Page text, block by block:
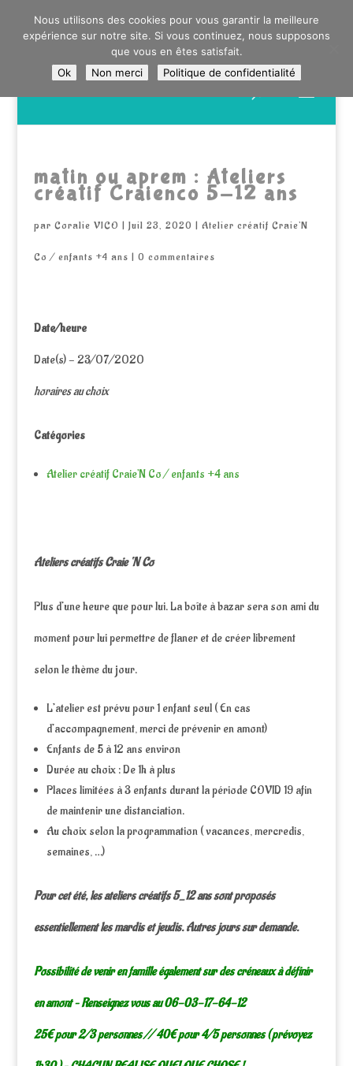
0603176412 - RDV CHEZ SO WATT À SAINT ANDRÉ OU
DANS LA MÉTROPOLE LILLOISE
CRAIENCO@GMAIL.COM
produits
matin ou aprem : Ateliers
créatif Craienco 5-12 ans
par Coralie VICO | Juil 23, 2020 | Atelier créatif Craie'N
Co / enfants +4 ans | 0 commentaires
Date/heure
Date(s) - 23/07/2020
horaires au choix
Catégories
Atelier créatif Craie'N Co / enfants +4 ans
Ateliers créatifs Craie ‘N Co
Plus d’une heure que pour lui. La boîte à bazar sera son ami du
moment pour lui permettre de flaner et de créer librement
selon le thème du jour.
L’atelier est prévu pour 1 enfant seul ( En cas
d’accompagnement, merci de prévenir en amont)
Enfants de 5 à 12 ans environ
Durée au choix : De 1h à plus
Places limitées à 3 enfants durant la période COVID 19 afin
de maintenir une distanciation.
Au choix selon la programmation ( vacances, mercredis,
semaines, …)
Pour cet été, les ateliers créatifs 5_12 ans sont proposés
essentiellement les mardis et jeudis. Autres jours sur demande.
Possibilité de venir en famille également sur des créneaux à définir
en amont – Renseignez vous au 06-03-17-64-12
25€ pour 2/3 personnes // 40€ pour 4/5 personnes ( prévoyez
Nous utilisons des cookies pour vous garantir la meilleure
expérience sur notre site. Si vous continuez, nous supposons
que vous en êtes satisfait.
Ok
Non merci Politique de confidentialité